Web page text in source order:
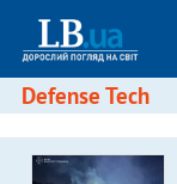
Defense Tech